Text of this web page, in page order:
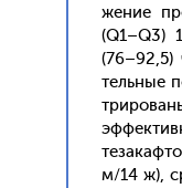
жение
(Q1–Q3)
тель­ные
м/14 ж),